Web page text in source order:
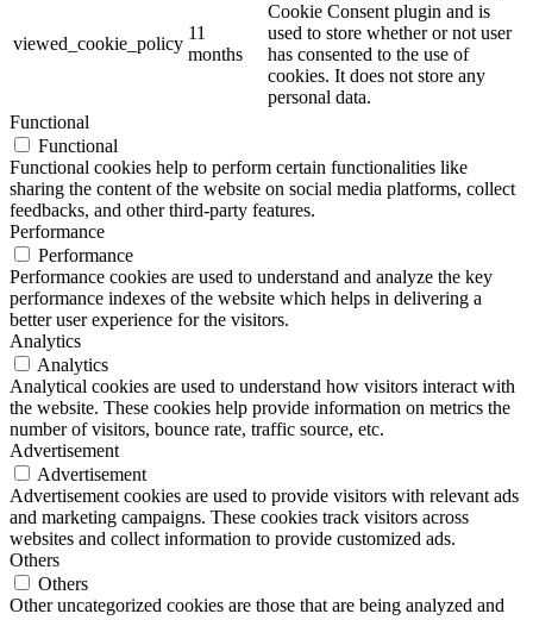
viewed_cookie_policy
11
months
Cookie Consent plugin and is
used to store whether or not user
has consented to the use of
cookies. It does not store any
personal data.
Functional
Functional
Functional cookies help to perform certain functionalities like
sharing the content of the website on social media platforms, collect
feedbacks, and other third-party features.
Performance
Performance
Performance cookies are used to understand and analyze the key
performance indexes of the website which helps in delivering a
better user experience for the visitors.
Analytics
Analytics
Analytical cookies are used to understand how visitors interact with
the website. These cookies help provide information on metrics the
number of visitors, bounce rate, traffic source, etc.
Advertisement
Advertisement
Advertisement cookies are used to provide visitors with relevant ads
and marketing campaigns. These cookies track visitors across
websites and collect information to provide customized ads.
Others
Others
Other uncategorized cookies are those that are being analyzed and